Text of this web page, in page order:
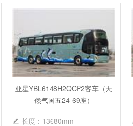
亚星YBL6148H2QCP2客车（天
然气国五24-69座）
长度：13680mm